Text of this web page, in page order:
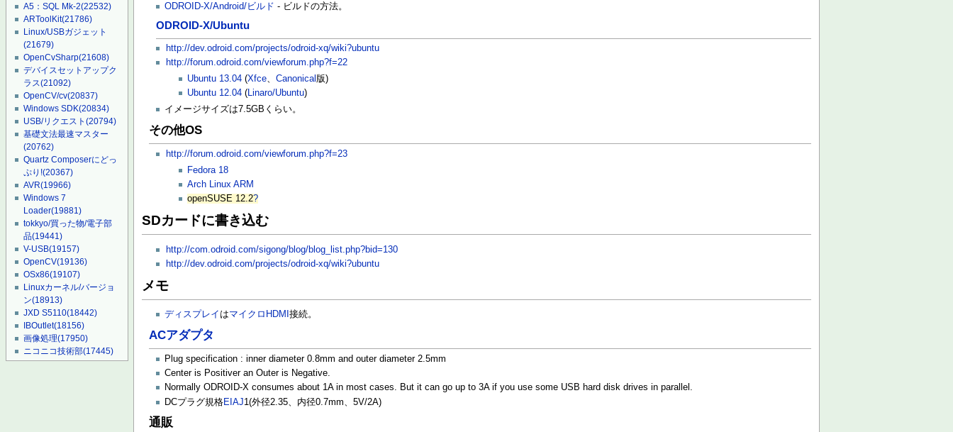
A5：SQL Mk-2(22532)
ARToolKit(21786)
Linux/USBガジェット
(21679)
OpenCvSharp(21608)
デバイスセットアップク
ラス(21092)
OpenCV/cv(20837)
Windows SDK(20834)
USB/リクエスト(20794)
基礎文法最速マスター
(20762)
Quartz Composerにどっ
ぷり!(20367)
AVR(19966)
Windows 7
Loader(19881)
tokkyo/買った物/電子部
品(19441)
V-USB(19157)
OpenCV(19136)
OSx86(19107)
Linuxカーネル/バージョ
ン(18913)
JXD S5110(18442)
IBOutlet(18156)
画像処理(17950)
ニコニコ技術部(17445)
ODROID-X/Android/ビルド - ビルドの方法。
ODROID-X/Ubuntu
http://dev.odroid.com/projects/odroid-xq/wiki?ubuntu
http://forum.odroid.com/viewforum.php?f=22
Ubuntu 13.04 (Xfce、Canonical 版)
Ubuntu 12.04 (Linaro/Ubuntu)
イメージサイズは7.5GBくらい。
その他OS
http://forum.odroid.com/viewforum.php?f=23
Fedora 18
Arch Linux ARM
openSUSE 12.2?
SDカードに書き込む
http://com.odroid.com/sigong/blog/blog_list.php?bid=130
http://dev.odroid.com/projects/odroid-xq/wiki?ubuntu
メモ
ディスプレイ はマイクロHDMI接続。
ACアダプタ
Plug specification : inner diameter 0.8mm and outer diameter 2.5mm
Center is Positiver an Outer is Negative.
Normally ODROID-X consumes about 1A in most cases. But it can go up to 3A if you use some USB hard disk drives in parallel.
DCプラグ規格EIAJ1(外径2.35、内径0.7mm、5V/2A)
通販